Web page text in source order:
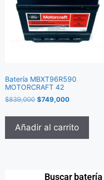
Batería MBXT96R590
MOTORCRAFT 42
$839,000 $749,000
Añadir al carrito
Buscar